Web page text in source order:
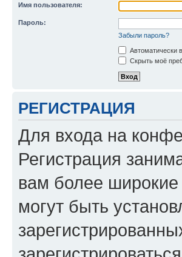
Имя пользователя:
Пароль:
Забыли пароль?
Автоматически
Скрыть моё
РЕГИСТРАЦИЯ
Для входа на
Регистрация
вам более
могут быть